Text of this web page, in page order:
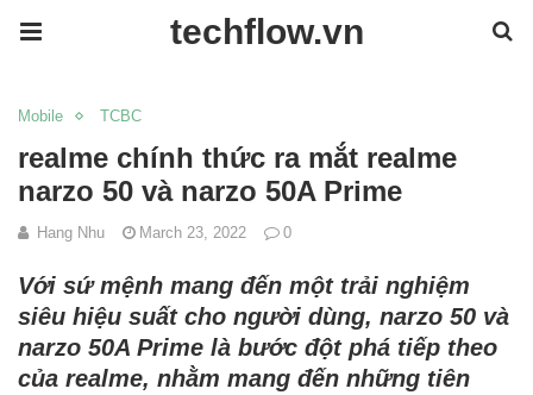
techflow.vn
Mobile TCBC
realme chính thức ra mắt realme
narzo 50 và narzo 50A Prime
Hang Nhu March 23, 2022 0
Với sứ mệnh mang đến một trải nghiệm
siêu hiệu suất cho người dùng, narzo 50 và
narzo 50A Prime là bước đột phá tiếp theo
của realme, nhằm mang đến những tiên